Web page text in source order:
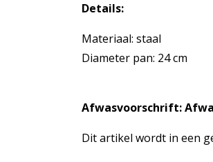
Details:
Materiaal: staal
Diameter pan: 24 cm
Afwasvoorschrift:
Dit artikel wordt in een